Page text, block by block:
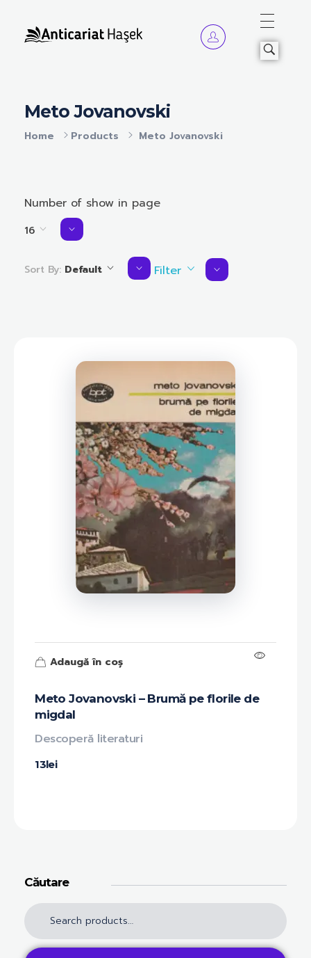
Home Products Meto Jovanovski
Meto Jovanovski
Number of show in page
16
Sort By: Default Filter
Meto Jovanovski – Brumă pe florile de
migdal
13lei
Descoperă literaturi
Adaugă în coș
Căutare